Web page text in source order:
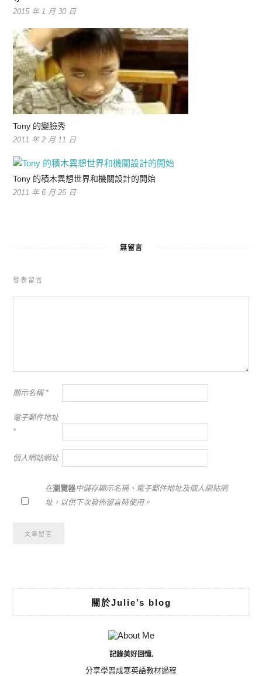
2015 年 1 月 30 日
Tony 的變臉秀
2011 年 2 月 11 日
Tony 的積木異想世界和機關設計的開始
2011 年 6 月 26 日
無留言
發表留言
顯示名稱 *
電子郵件地址
*
個人網站網址
在瀏覽器中儲存顯示名稱、電子郵件地址及個人網站網
址，以供下次發佈留言時使用。
關於Julie’s blog
記錄美好回憶.
分享學習成寒英語教材過程